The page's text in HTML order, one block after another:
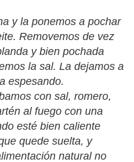
y la ponemos a pochar
Removemos de vez
y bien pochada
la sal. La dejamos a
espesando.
con sal, romero,
al fuego con una
esté bien caliente
quede suelta, y
natural no